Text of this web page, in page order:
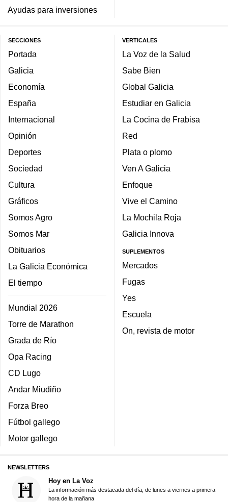
Ayudas para inversiones
SECCIONES
Portada
Galicia
Economía
España
Internacional
Opinión
Deportes
Sociedad
Cultura
Gráficos
Somos Agro
Somos Mar
Obituarios
La Galicia Económica
El tiempo
Mundial 2026
Torre de Marathon
Grada de Río
Opa Racing
CD Lugo
Andar Miudiño
Forza Breo
Fútbol gallego
Motor gallego
VERTICALES
La Voz de la Salud
Sabe Bien
Global Galicia
Estudiar en Galicia
La Cocina de Frabisa
Red
Plata o plomo
Ven A Galicia
Enfoque
Vive el Camino
La Mochila Roja
Galicia Innova
SUPLEMENTOS
Mercados
Fugas
Yes
Escuela
On, revista de motor
NEWSLETTERS
Hoy en La Voz
La información más destacada del día, de lunes a viernes a primera
hora de la mañana